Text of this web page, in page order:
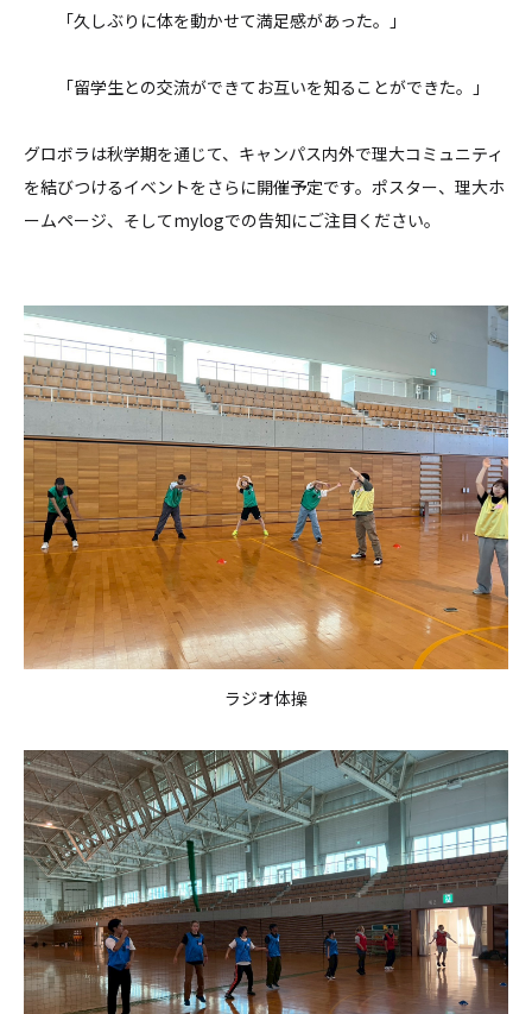
「久しぶりに体を動かせて満足感があった。」
「留学生との交流ができてお互いを知ることができた。」
グロボラは秋学期を通じて、キャンパス内外で理大コミュニティ
を結びつけるイベントをさらに開催予定です。ポスター、理大ホ
ームページ、そしてmylogでの告知にご注目ください。
ラジオ体操